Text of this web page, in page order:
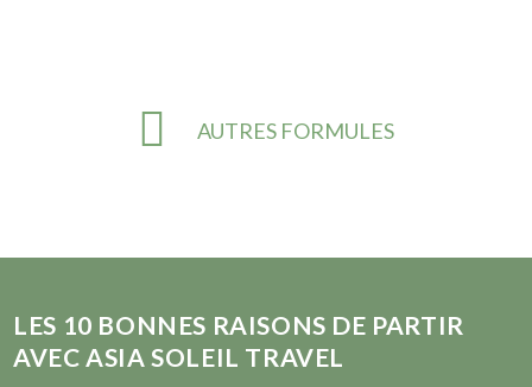
AUTRES FORMULES
LES 10 BONNES RAISONS DE PARTIR
AVEC ASIA SOLEIL TRAVEL